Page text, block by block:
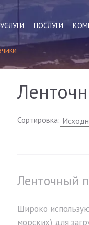
УСЛУГИ ПОСЛУГИ
Сортировка:
Ленточный
Широко
морских) для